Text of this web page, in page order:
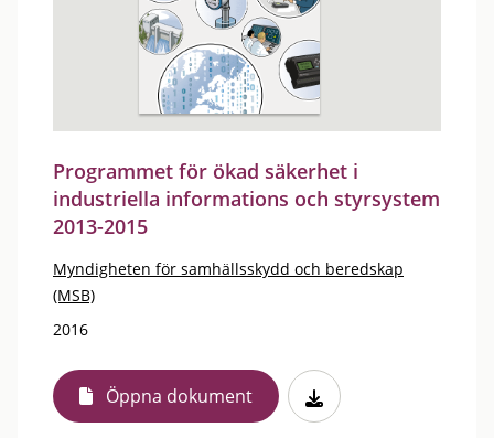
Programmet för ökad säkerhet i
industriella informations och styrsystem
2013-2015
Myndigheten för samhällsskydd och beredskap
(MSB)
2016
Öppna dokument